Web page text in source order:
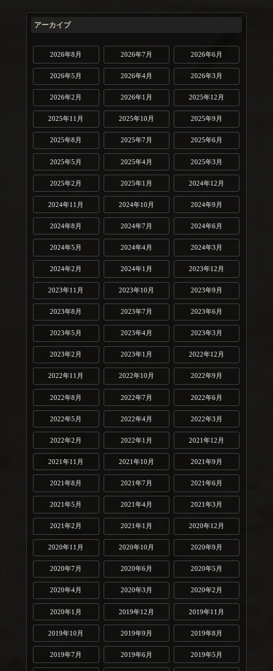
アーカイブ
2026年8月 2026年7月 2026年6月
2026年5月 2026年4月 2026年3月
2026年2月 2026年1月 2025年12月
2025年11月 2025年10月 2025年9月
2025年8月 2025年7月 2025年6月
2025年5月 2025年4月 2025年3月
2025年2月 2025年1月 2024年12月
2024年11月 2024年10月 2024年9月
2024年8月 2024年7月 2024年6月
2024年5月 2024年4月 2024年3月
2024年2月 2024年1月 2023年12月
2023年11月 2023年10月 2023年9月
2023年8月 2023年7月 2023年6月
2023年5月 2023年4月 2023年3月
2023年2月 2023年1月 2022年12月
2022年11月 2022年10月 2022年9月
2022年8月 2022年7月 2022年6月
2022年5月 2022年4月 2022年3月
2022年2月 2022年1月 2021年12月
2021年11月 2021年10月 2021年9月
2021年8月 2021年7月 2021年6月
2021年5月 2021年4月 2021年3月
2021年2月 2021年1月 2020年12月
2020年11月 2020年10月 2020年9月
2020年7月 2020年6月 2020年5月
2020年4月 2020年3月 2020年2月
2020年1月 2019年12月 2019年11月
2019年10月 2019年9月 2019年8月
2019年7月 2019年6月 2019年5月